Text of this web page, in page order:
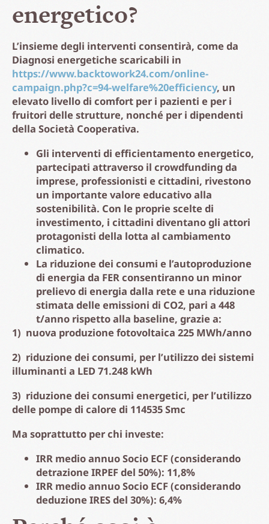
energetico?
L’insieme degli interventi consentirà, come da
Diagnosi energetiche scaricabili in
https://www.backtowork24.com/online-
campaign.php?c=94-welfare%20efficiency, un
elevato livello di comfort per i pazienti e per i
fruitori delle strutture, nonché per i dipendenti
della Società Cooperativa.
Gli interventi di efficientamento energetico,
partecipati attraverso il crowdfunding da
imprese, professionisti e cittadini, rivestono
un importante valore educativo alla
sostenibilità. Con le proprie scelte di
investimento, i cittadini diventano gli attori
protagonisti della lotta al cambiamento
climatico.
La riduzione dei consumi e l’autoproduzione
di energia da FER consentiranno un minor
prelievo di energia dalla rete e una riduzione
stimata delle emissioni di CO2, pari a 448
t/anno rispetto alla baseline, grazie a:
1) nuova produzione fotovoltaica 225 MWh/anno
2) riduzione dei consumi, per l’utilizzo dei sistemi
illuminanti a LED 71.248 kWh
3) riduzione dei consumi energetici, per l’utilizzo
delle pompe di calore di 114535 Smc
Ma soprattutto per chi investe:
IRR medio annuo Socio ECF (considerando
detrazione IRPEF del 50%): 11,8%
IRR medio annuo Socio ECF (considerando
deduzione IRES del 30%): 6,4%